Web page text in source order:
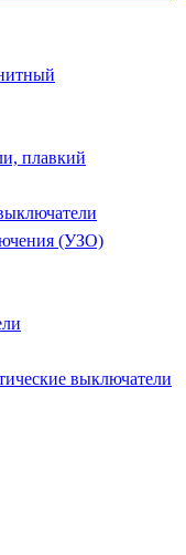
плавкий
(УЗО)
выключатели